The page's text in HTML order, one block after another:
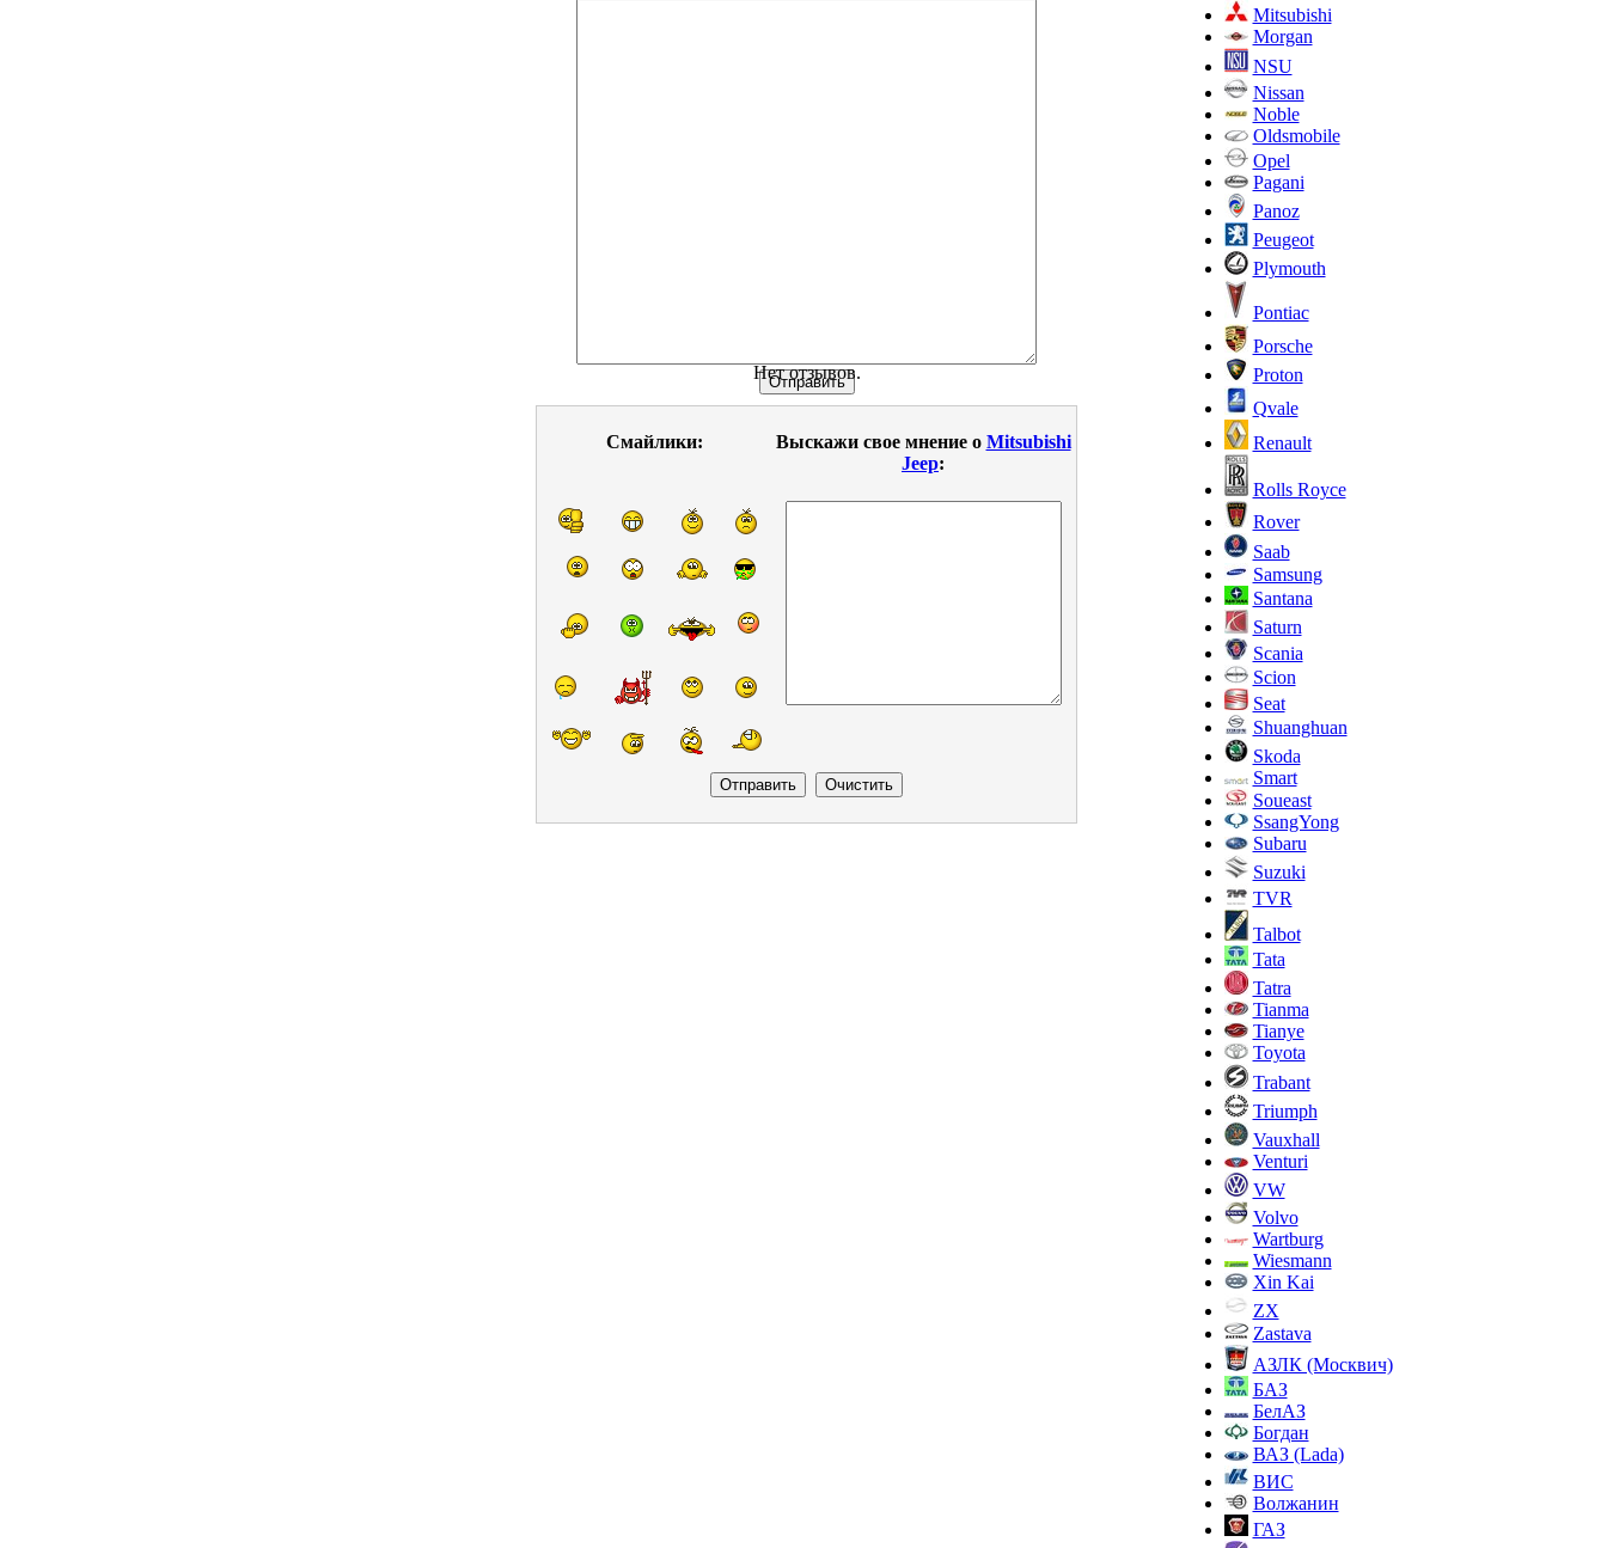
Нет отзывов.
Смайлики: Выскажи свое мнение о Mitsubishi
Jeep:
Mitsubishi
Morgan
NSU
Nissan
Noble
Oldsmobile
Opel
Pagani
Panoz
Peugeot
Plymouth
Pontiac
Porsche
Proton
Qvale
Renault
Rolls Royce
Rover
Saab
Samsung
Santana
Saturn
Scania
Scion
Seat
Shuanghuan
Skoda
Smart
Soueast
SsangYong
Subaru
Suzuki
TVR
Talbot
Tata
Tatra
Tianma
Tianye
Toyota
Trabant
Triumph
Vauxhall
Venturi
VW
Volvo
Wartburg
Wiesmann
Xin Kai
ZX
Zastava
АЗЛК (Москвич)
БАЗ
БелАЗ
Богдан
ВАЗ (Lada)
ВИС
Волжанин
ГАЗ